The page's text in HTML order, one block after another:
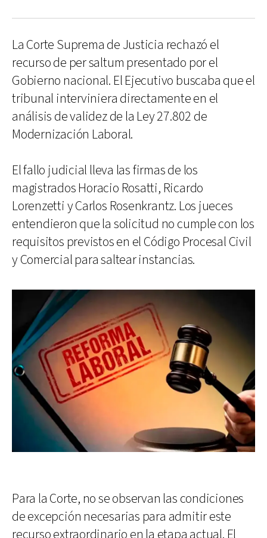
La Corte Suprema de Justicia rechazó el
recurso de per saltum presentado por el
Gobierno nacional. El Ejecutivo buscaba que el
tribunal interviniera directamente en el
análisis de validez de la Ley 27.802 de
Modernización Laboral.
El fallo judicial lleva las firmas de los
magistrados Horacio Rosatti, Ricardo
Lorenzetti y Carlos Rosenkrantz. Los jueces
entendieron que la solicitud no cumple con los
requisitos previstos en el Código Procesal Civil
y Comercial para saltear instancias.
Para la Corte, no se observan las condiciones
de excepción necesarias para admitir este
recurso extraordinario en la etapa actual. El